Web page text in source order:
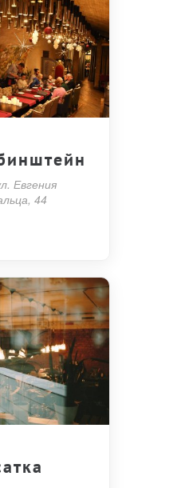
Евгения
44